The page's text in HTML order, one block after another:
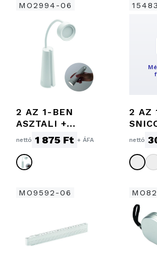
MO2994-06
2 AZ 1-BEN
ASZTALI +
ZSEBLÁMPA
nettó 1 875 Ft + ÁFA
2 AZ
nettó
MO9592-06